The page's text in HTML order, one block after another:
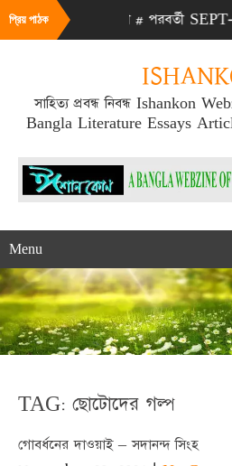
প্রিয় পাঠকসংখ্যা # পরবর্তী SEPT-OCT
সাহিত্য প্রবন্ধ নিবন্ধ Ishankon
Bangla Literature Essays
Menu
TAG: ছোটোদের গল্প
গোবর্ধনের দাওয়াই – সদানন্দ সিংহ